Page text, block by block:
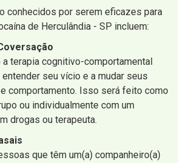
conhecidos por serem eficazes para
de Herculândia - SP incluem:
terapia cognitivo-comportamental
entender seu vício e a mudar seus
comportamento. Isso será feito como
ou individualmente com um
drogas ou terapeuta.
que têm um(a) companheiro(a)